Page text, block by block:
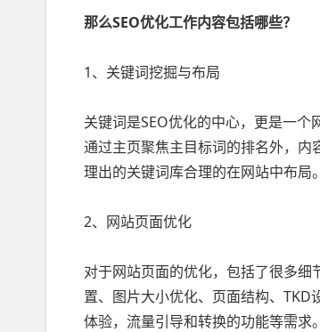
那么SEO优化工作内容包括哪些？
1、关键词挖掘与布局
关键词是SEO优化的中心，更是一
通过主页聚焦主目标词的排名外，
理出的关键词库合理的在网站中布局。
2、网站页面优化
对于网站页面的优化，包括了很多
置、图片大小优化、页面结构、
体验，流量引导和转换的功能等需求。